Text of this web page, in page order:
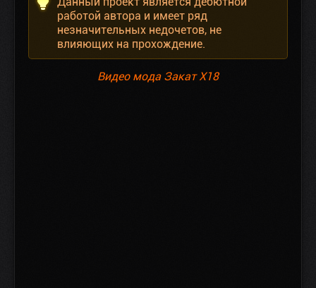
работой автора и имеет ряд
незначительных недочетов, не
влияющих на прохождение.
Видео мода Закат Х18